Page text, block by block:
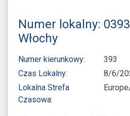
Numer lokalny:
Włochy
Numer kierunkowy:
393
Czas Lokalny:
8/6/
Lokalna Strefa
Czasowa: